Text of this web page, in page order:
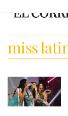
miss